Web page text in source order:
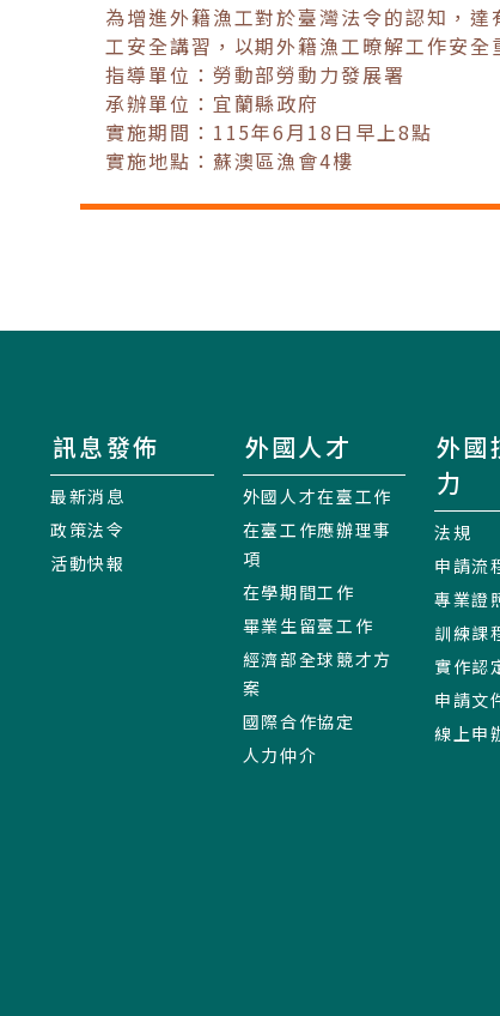
為增進外籍漁工對於臺灣法令的認知，
工安全講習，以期外籍漁工暸解工作安
指導單位：勞動部勞動力發展署
承辦單位：宜蘭縣政府
實施期間：115年6月18日早上8點
實施地點：蘇澳區漁會4樓
訊息發佈
最新消息
政策法令
活動快報
外國人才
外國人才在臺工作
在臺工作應辦理事
項
在學期間工作
畢業生留臺工作
經濟部全球競才方
案
國際合作協定
人力仲介
外國
力
法規
申請流
專業證
訓練課
實作認
申請文
線上申